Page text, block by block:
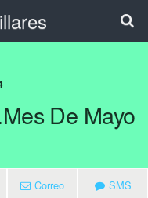
De Mayo
Correo
SMS